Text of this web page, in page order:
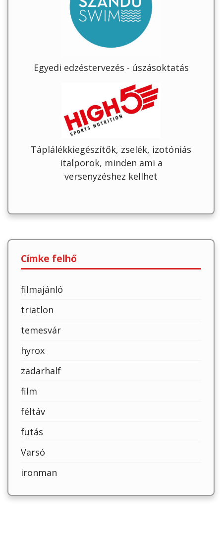
Egyedi edzéstervezés - úszásoktatás
Táplálékkiegészítők, zselék, izotóniás
italporok, minden ami a
versenyzéshez kellhet
Címke felhő
filmajánló
triatlon
temesvár
hyrox
zadarhalf
film
féltáv
futás
Varsó
ironman